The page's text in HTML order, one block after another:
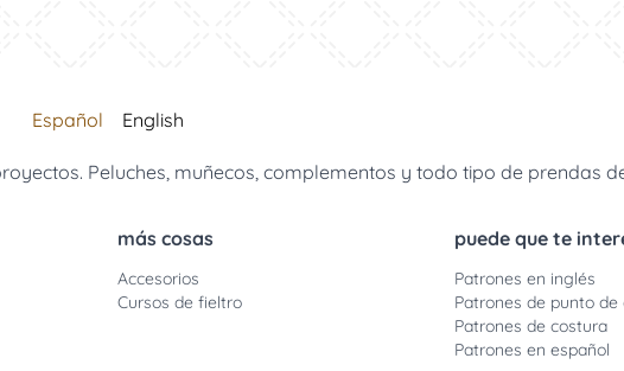
Español English
Peluches, muñecos, complementos y todo tipo de prendas
más cosas
Accesorios
Cursos de fieltro
puede que te
Patrones en inglés
Patrones de punto de
Patrones de costura
Patrones en español